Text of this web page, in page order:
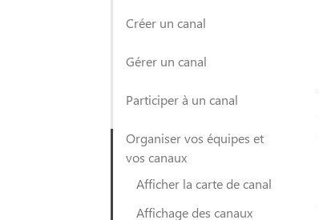
Créer un canal
Gérer un canal
Participer à un canal
Organiser vos équipes et
vos canaux
Afficher la carte de canal
Affichage des canaux